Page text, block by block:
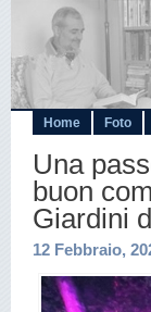
Home Foto
Una
buon
Giardini
12 Febbraio,